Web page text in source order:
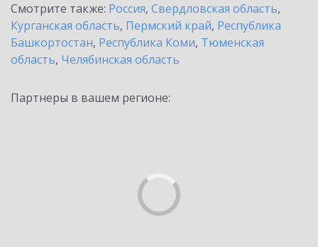
Смотрите также: Россия, Свердловская область,
Курганская область, Пермский край, Республика
Башкортостан, Республика Коми, Тюменская
область, Челябинская область
Партнеры в вашем регионе: